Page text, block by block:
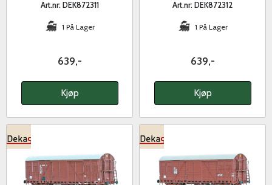
Art.nr: DEK872311
1 På Lager
639,-
Kjøp
Art.nr: DEK872312
1 På Lager
639,-
Kjøp